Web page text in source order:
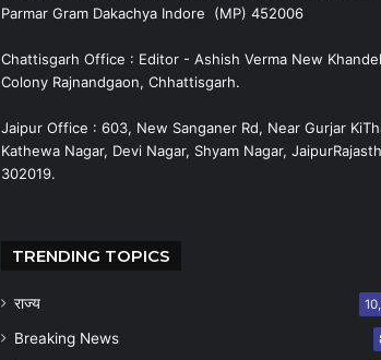
Parmar Gram Dakachya Indore (MP) 452006
Chattisgarh Office : Editor - Ashish Verma New
Colony Rajnandgaon, Chhattisgarh.
Jaipur Office : 603, New Sanganer Rd, Near Gurjar
Kathewa Nagar, Devi Nagar, Shyam Nagar,
302019.
TRENDING TOPICS
राज्य
Breaking News